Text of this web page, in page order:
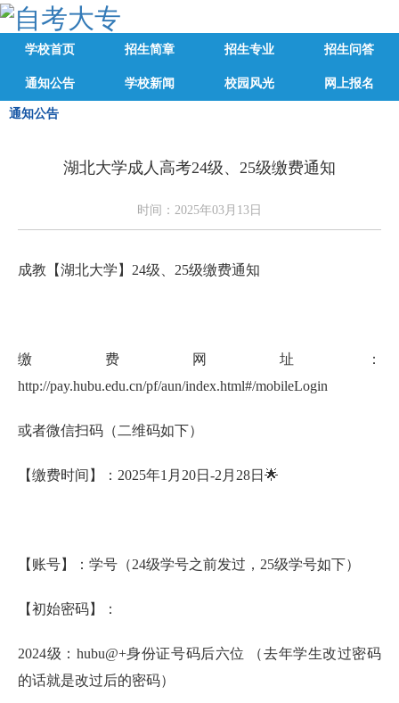
学校首页 招生简章 招生专业 招生问答
通知公告 学校新闻 校园风光 网上报名
通知公告
湖北大学成人高考24级、25级缴费通知
时间：2025年03月13日
成教【湖北大学】24级、25级缴费通知
缴费网址：
http://pay.hubu.edu.cn/pf/aun/index.html#/mobileLogin
或者微信扫码（二维码如下）
【缴费时间】：2025年1月20日-2月28日🌟
【账号】：学号（24级学号之前发过，25级学号如下）
【初始密码】：
2024级：hubu@+身份证号码后六位 （去年学生改过密码
的话就是改过后的密码）